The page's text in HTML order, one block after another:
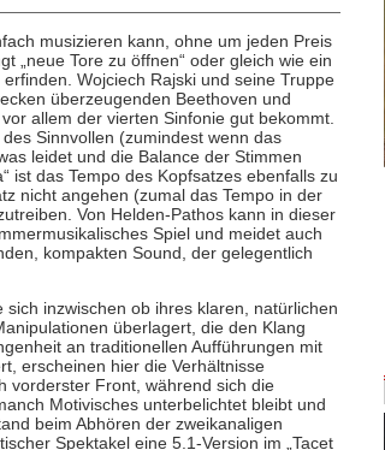
musizieren kann, ohne um jeden Preis
„neue Tore zu öffnen“ oder gleich wie ein
Wojciech Rajski und seine Truppe
überzeugenden Beethoven und
allem der vierten Sinfonie gut bekommt.
Sinnvollen (zumindest wenn das
leidet und die Balance der Stimmen
ist das Tempo des Kopfsatzes ebenfalls zu
nicht angehen (zumal das Tempo in der
Von Helden-Pathos kann in dieser
Spiel und meidet auch
kompakten Sound, der gelegentlich
sich inzwischen ob ihres klaren, natürlichen
überlagert, die den Klang
an traditionellen Aufführungen mit
erscheinen hier die Verhältnisse
vorderster Front, während sich die
Motivisches unterbelichtet bleibt und
beim Abhören der zweikanaligen
Spektakel eine 5.1-Version im „Tacet